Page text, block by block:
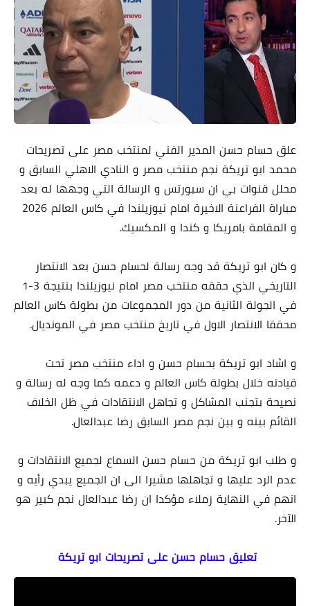
علق حسام حسن المدير الفني لمنتخب مصر على تصريحات
محمد ابو تريكة نجم منتخب مصر و النادي الاهلي السابق و
محلل قنوات بي ان سبورتس و الرسالة التي وجهها له بعد
مباراة الفراعنة الاخيرة امام نيوزيلندا في كاس العالم 2026
و المقامة بامريكا و كندا و المكسيك.
و كان ابو تريكة قد وجه رسالة لحسام حسن بعد الانتصار
التاريخي الذي حققه منتخب مصر امام نيوزيلندا بنتيجة 3-1
في الجولة الثانية من دور المجموعات من بطولة كاس العالم
محققا الانتصار الاول في تاريخ منتخب مصر في المونديال.
و اشاد ابو تريكة بحسام حسن و اداء منتخب مصر تحت
قيادته خلال بطولة كاس العالم و دعمه كما وجه له رسالة و
نصيحة بتجنب المشاكل و تجاهل الانتقادات في ظل الخلاف
القائم بينه و بين نجم مصر السابق رضا عبدالعال.
و طلب ابو تريكة من حسام حسن السماع لجميع الانتقادات و
عدم الرد عليها و تجاهلها مشيرا الى ان الجميع يبدي رأيه و
انهم في النهاية زملاء مؤكدا ان رضا عبدالعال نجم كبير هو
الآخر.
تعليق حسام حسن على تصريحات ابو تريكة